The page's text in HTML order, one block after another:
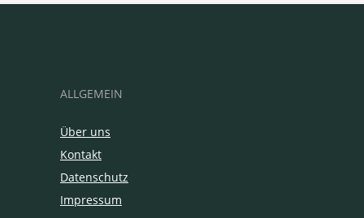
ALLGEMEIN
Über uns
Kontakt
Datenschutz
Impressum